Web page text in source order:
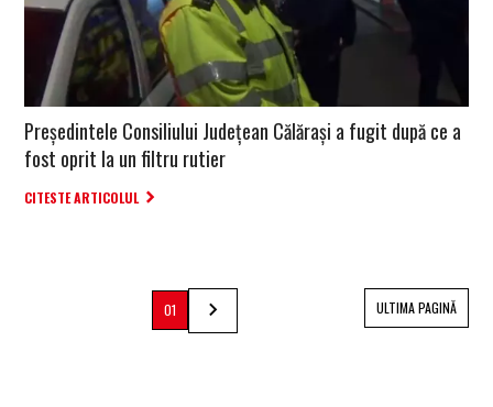
Preşedintele Consiliului Judeţean Călăraşi a fugit după ce a
fost oprit la un filtru rutier
CITESTE ARTICOLUL
01 ULTIMA PAGINĂ